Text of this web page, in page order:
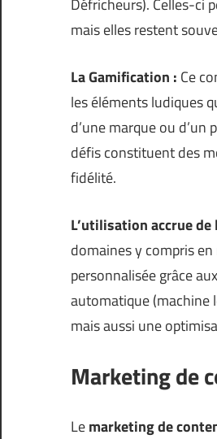
mais elles restent
La Gamification : Ce
les éléments ludiques
d’une marque ou
défis constituent des
fidélité.
L’utilisation accrue
domaines y compris
personnalisée grâce
automatique (machine
mais aussi une
Marketing de
Lemarketing de